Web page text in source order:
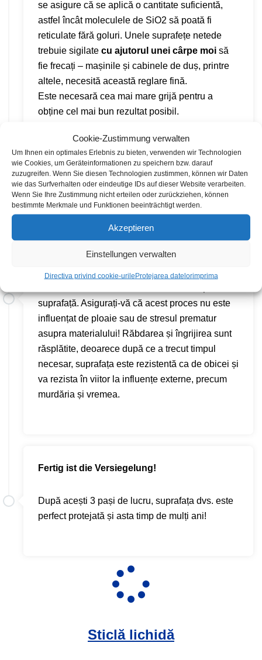
Cookie-Zustimmung verwalten
Um Ihnen ein optimales Erlebnis zu bieten, verwenden wir Technologien
wie Cookies, um Geräteinformationen zu speichern bzw. darauf
zuzugreifen. Wenn Sie diesen Technologien zustimmen, können wir Daten
wie das Surfverhalten oder eindeutige IDs auf dieser Website verarbeiten.
Wenn Sie Ihre Zustimmung nicht erteilen oder zurückziehen, können
bestimmte Merkmale und Funktionen beeinträchtigt werden.
Akzeptieren
Einstellungen verwalten
Directiva privind cookie-urileProtejarea datelorimprima
se asigure că se aplică o cantitate suficientă,
astfel încât moleculele de SiO2 să poată fi
reticulate fără goluri. Unele suprafețe netede
trebuie sigilate cu ajutorul unei cârpe moi să
fie frecați – mașinile și cabinele de duș, printre
altele, necesită această reglare fină.
Este necesară cea mai mare grijă pentru a
obține cel mai bun rezultat posibil.
Dritter Schritt
Vindecarea
Odată ce această lucrare a fost finalizată,
sticla lichidă trebuie să se întărească câteva
suprafață. Asigurați-vă că acest proces nu este
influențat de ploaie sau de stresul prematur
asupra materialului! Răbdarea și îngrijirea sunt
răsplătite, deoarece după ce a trecut timpul
necesar, suprafața este rezistentă ca de obicei și
va rezista în viitor la influențe externe, precum
murdăria și vremea.
Fertig ist die Versiegelung!
După acești 3 pași de lucru, suprafața dvs. este
perfect protejată și asta timp de mulți ani!
Sticlă lichidă